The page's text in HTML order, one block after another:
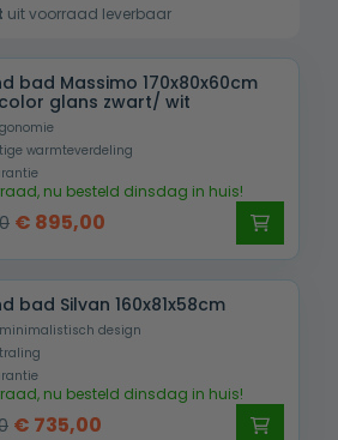
€ 1.499,00.€ 949,00.
uit voorraad leverbaar
bad Massimo 170x80x60cm
glans zwart/ wit
warmteverdeling
nu besteld dinsdag in huis!
Oorspronkelijke
was:
€ 1.450,00.
€ 895,00
is:
€ 895,00.
bad Silvan 160x81x58cm
design
nu besteld dinsdag in huis!
Oorspronkelijke
€ 735,00